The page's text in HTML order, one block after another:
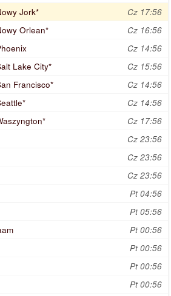
Jork*
Cz 17:56
Orlean*
Cz 16:56
Cz 14:56
Lake City*
Cz 15:56
Francisco*
Cz 14:56
Cz 14:56
Cz 17:56
Cz 23:56
Cz 23:56
Cz 23:56
Pt 04:56
Pt 05:56
Pt 00:56
Pt 00:56
Pt 00:56
Pt 00:56